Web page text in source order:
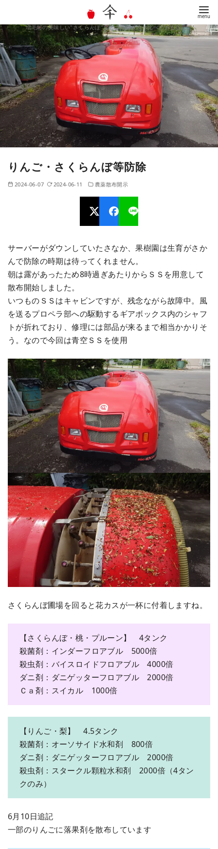
コ
ン
テ
ン
ツ
へ
移
動
増毛町の美味しい"さくらんぼ"などの果物を食べ比べできる直売所
りんご・さくらんぼ等防除
2024-06-07 2024-06-11 農薬散布開示
サーバーがダウンしていたさなか、果樹園は生育がさか
んで防除の時期は待ってくれません。
朝は露があったため8時過ぎあたりからＳＳを用意して
散布開始しました。
いつものＳＳはキャビンですが、残念ながら故障中。風
を送るプロペラ部への駆動するギアボックス内のシャフ
トが折れており、修理には部品が来るまで相当かかりそ
う。なので今回は青空ＳＳを使用
さくらんぼ圃場を回ると花カスが一杯に付着しますね。
【さくらんぼ・桃・プルーン】 4タンク
殺菌剤：インダーフロアブル 5000倍
殺虫剤：バイスロイドフロアブル 4000倍
ダニ剤：ダニゲッターフロアブル 2000倍
Ｃａ剤：スイカル 1000倍
【りんご・梨】 4.5タンク
殺菌剤：オーソサイド水和剤 800倍
ダニ剤：ダニゲッターフロアブル 2000倍
殺虫剤：スタークル顆粒水和剤 2000倍（4タン
クのみ）
6月10日追記
一部のりんごに落果剤を散布しています